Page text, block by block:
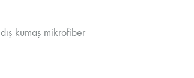
dış kumaş mikrofiber